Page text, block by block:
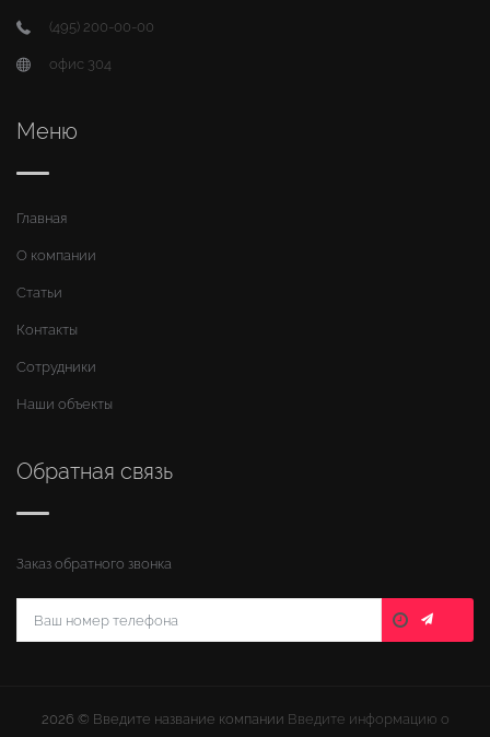
(495) 200-00-00
офис 304
Меню
Главная
О компании
Статьи
Контакты
Сотрудники
Наши объекты
Обратная связь
Заказ обратного звонка
2026 © Введите название компании Введите информацию о